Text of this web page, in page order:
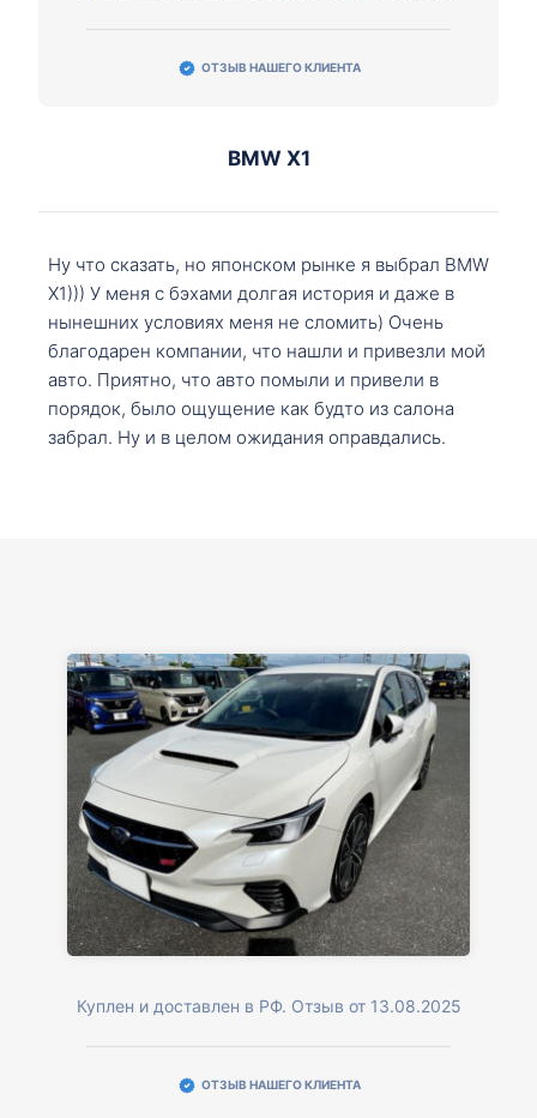
ОТЗЫВ НАШЕГО КЛИЕНТА
BMW X1
Ну что сказать, но японском рынке я выбрал BMW
X1))) У меня с бэхами долгая история и даже в
нынешних условиях меня не сломить) Очень
благодарен компании, что нашли и привезли мой
авто. Приятно, что авто помыли и привели в
порядок, было ощущение как будто из салона
забрал. Ну и в целом ожидания оправдались.
Куплен и доставлен в РФ. Отзыв от 13.08.2025
ОТЗЫВ НАШЕГО КЛИЕНТА